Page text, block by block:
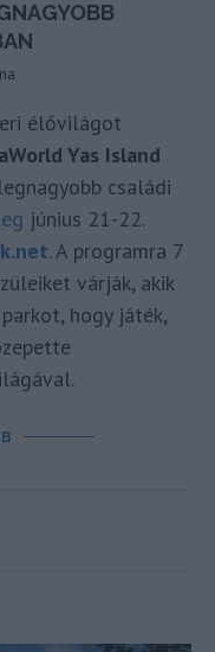
élővilágot
Yas Island
családi
június 21-22.
. A programra 7
várják, akik
hogy játék,